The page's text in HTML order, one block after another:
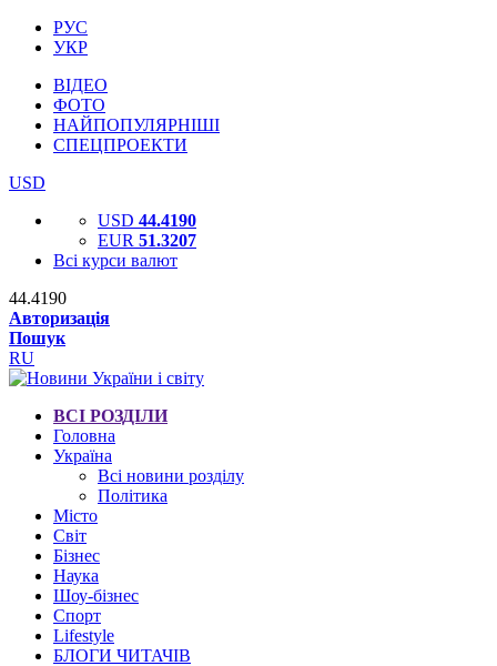
РУС
УКР
ВІДЕО
ФОТО
НАЙПОПУЛЯРНІШІ
СПЕЦПРОЕКТИ
USD
USD 44.4190
EUR 51.3207
Всі курси валют
44.4190
Авторизація
Пошук
RU
ВСІ РОЗДІЛИ
Головна
Україна
Всі новини розділу
Політика
Місто
Світ
Бізнес
Наука
Шоу-бізнес
Спорт
Lifestyle
БЛОГИ ЧИТАЧІВ